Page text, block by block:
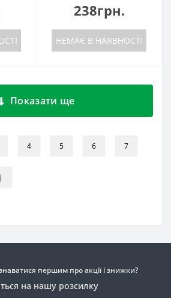
238грн.
НЕМАЄ В НАЯВНОСТІ
Показати ще
4 5 6 7
першим про акції і знижки?
на нашу розсилку